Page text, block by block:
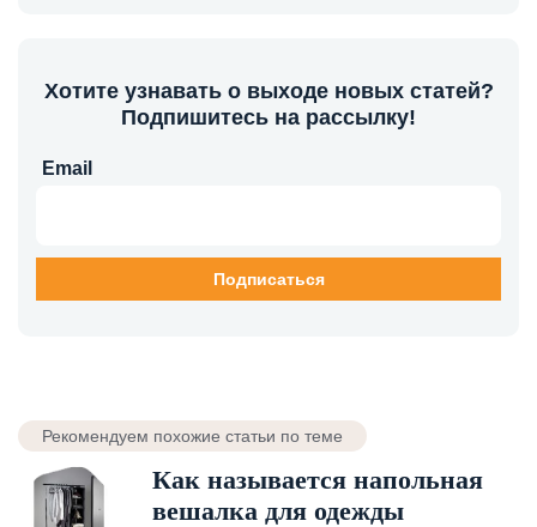
Хотите узнавать о выходе новых статей?
Подпишитесь на рассылку!
Email
Рекомендуем похожие статьи по теме
Как называется напольная
вешалка для одежды